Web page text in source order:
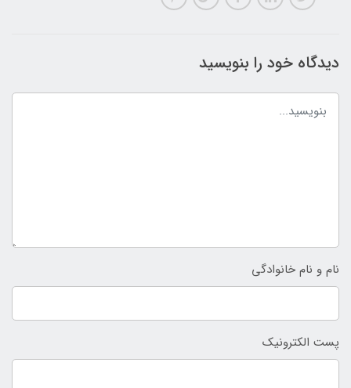
دیدگاه خود را بنویسید
نام و نام خانوادگی
پست الکترونیک